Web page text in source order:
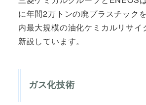
に年間2万トンの廃プラスチック
内最大規模の油化ケミカルリサイ
新設しています。
ガス化技術